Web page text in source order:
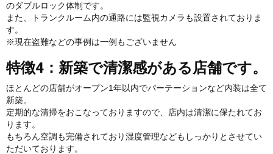
のダブルロック体制です。
また、トランクルーム内の通路には監視カメラも設置されておりま
す。
※現在盗難などの事例は一例もございません
特徴4：新築で清潔感がある店舗です。
ほとんどの店舗がオープン1年以内でパーテーションなど内装は全て
新築。
定期的な清掃をおこなっておりますので、店内は清潔に保たれてお
ります。
もちろん空調も完備されており湿度管理などもしっかりとさせてい
ただいております。